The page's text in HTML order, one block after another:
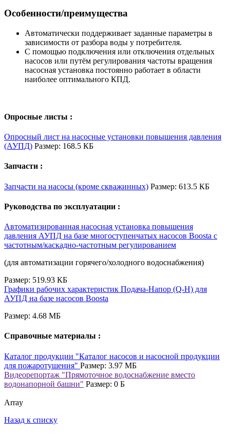
Особенности/преимущества
Автоматически поддерживает заданные параметры в
зависимости от разбора воды у потребителя.
С помощью подключения или отключения отдельных
насосов или путём регулирования частоты вращения
насосная установка постоянно работает в области
наиболее оптимального КПД.
Опросные листы :
Опросный лист на насосные установки повышения давления
(АУПД) Размер: 168.5 КБ
Запчасти :
Запчасти на насосы (кроме скважинных) Размер: 613.5 КБ
Руководства по эксплуатации :
Автоматизированная насосная установка повышения
давления АУПД на базе многоступенчатых насосов Boosta c
частотным/каскадно-частотным регулированием
(для автоматизации горячего/холодного водоснабжения)
Размер: 519.93 КБ
Графики рабочих характеристик Подача-Напор (Q-H) для
АУПД на базе насосов Boosta
Размер: 4.68 МБ
Справочные материалы :
Каталог продукции "Каталог насосов и насосной продукции
для пожаротушения" Размер: 3.97 МБ
Видеорепортаж "Прямоточное водоснабжение вместо
водонапорной башни" Размер: 0 Б
Array
Назад к списку